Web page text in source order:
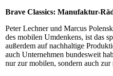
Brave Classics: Manufaktur-
Peter Lechner und Marcus
des mobilen Umdenkens, ist das
außerdem auf nachhaltige
auch Unternehmen bundesweit
nur zur mobilen, sondern auch